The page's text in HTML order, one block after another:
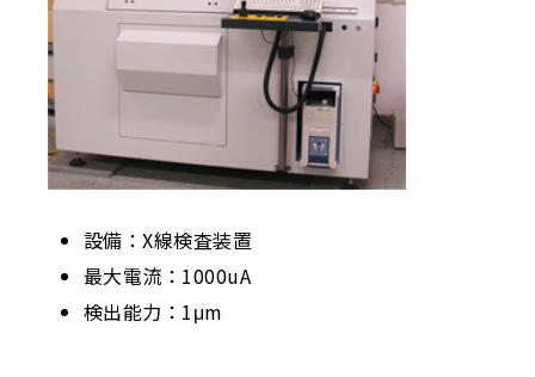
設備：X線検査装置
最大電流：1000uA
検出能力：1μm